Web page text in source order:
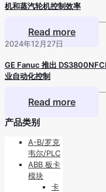
机和蒸汽轮机控制效率
Read more
2024年12月27日
GE Fanuc 推出
业自动化控制
Read more
产品类别
A-B/罗克
韦尔/PLC
ABB 板卡
模块
卡